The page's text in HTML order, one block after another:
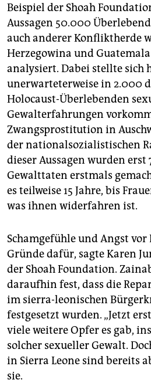
Beispiel der Shoah
Aussagen 50.000
auch anderer Konfliktherde
Herzegowina und
analysiert. Dabei stellte sich
unerwarteterweise in 2.000
Holocaust-Überlebenden
Gewalterfahrungen
Zwangsprostitution in
der nationalsozialistischen
dieser Aussagen wurden erst
Gewalttaten erstmals
es teilweise 15 Jahre, bis
was ihnen widerfahren ist.
Schamgefühle und Angst vor
Gründe dafür, sagte Karen
der Shoah Foundation.
daraufhin fest, dass die
im sierra-leonischen
festgesetzt wurden. „Jetzt
viele weitere Opfer es gab,
solcher sexueller Gewalt.
in Sierra Leone sind bereits
sie.